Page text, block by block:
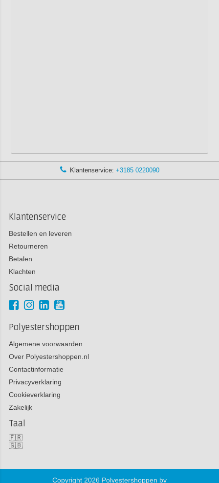
Klantenservice: +3185 0220090
Klantenservice
Bestellen en leveren
Retourneren
Betalen
Klachten
Social media
Polyestershoppen
Algemene voorwaarden
Over Polyestershoppen.nl
Contactinformatie
Privacyverklaring
Cookieverklaring
Zakelijk
Taal
🇫🇷
🇬🇧
Copyright 2026 Polyestershoppen bv